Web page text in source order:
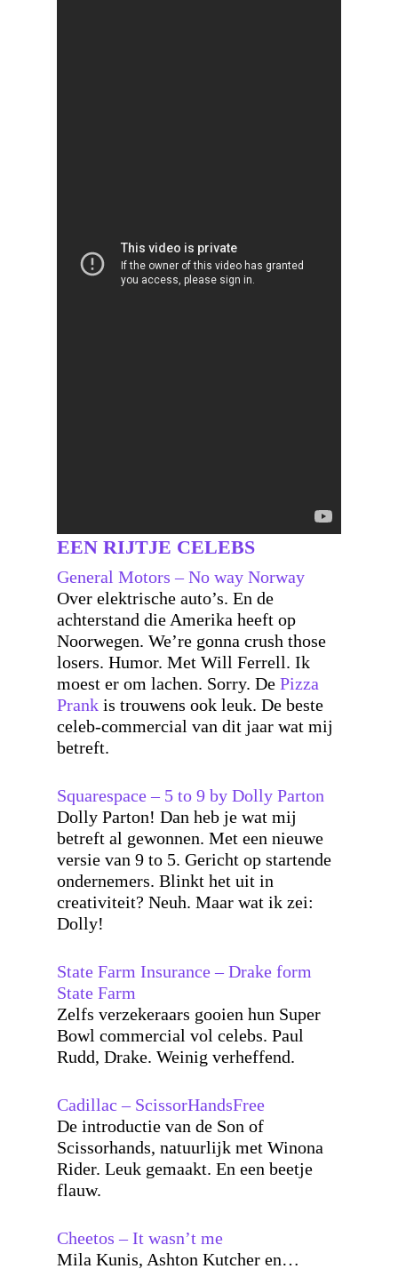
EEN RIJTJE CELEBS
General Motors – No way Norway
Over elektrische auto’s. En de
achterstand die Amerika heeft op
Noorwegen. We’re gonna crush those
losers. Humor. Met Will Ferrell. Ik
moest er om lachen. Sorry. De Pizza
Prank is trouwens ook leuk. De beste
celeb-commercial van dit jaar wat mij
betreft.
Squarespace – 5 to 9 by Dolly Parton
Dolly Parton! Dan heb je wat mij
betreft al gewonnen. Met een nieuwe
versie van 9 to 5. Gericht op startende
ondernemers. Blinkt het uit in
creativiteit? Neuh. Maar wat ik zei:
Dolly!
State Farm Insurance – Drake form
State Farm
Zelfs verzekeraars gooien hun Super
Bowl commercial vol celebs. Paul
Rudd, Drake. Weinig verheffend.
Cadillac – ScissorHandsFree
De introductie van de Son of
Scissorhands, natuurlijk met Winona
Rider. Leuk gemaakt. En een beetje
flauw.
Cheetos – It wasn’t me
Mila Kunis, Ashton Kutcher en…